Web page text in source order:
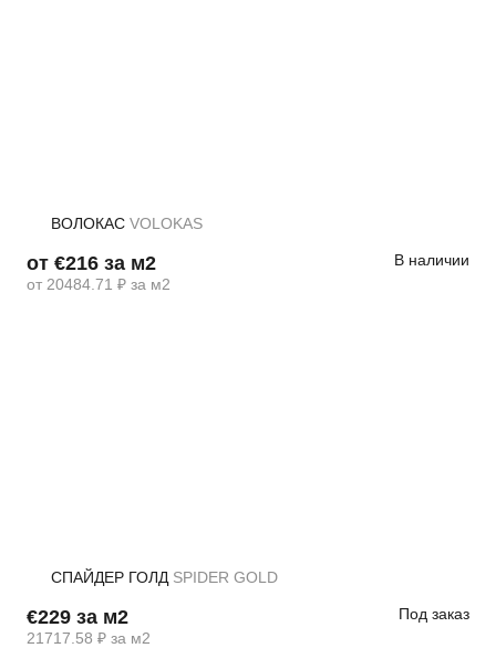
ВОЛОКАС VOLOKAS
от €216 за м2
от 20484.71 ₽ за м2
В наличии
СПАЙДЕР ГОЛД SPIDER GOLD
€229 за м2
21717.58 ₽ за м2
Под заказ